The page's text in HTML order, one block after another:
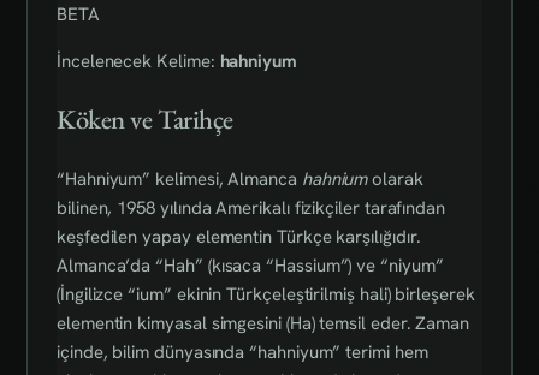
BETA
İncelenecek Kelime: hahniyum
Köken ve Tarihçe
“Hahniyum” kelimesi, Almanca hahniumolarak
bilinen, 1958 yılında Amerikalı fizikçiler tarafından
keşfedilen yapay elementin Türkçe karşılığıdır.
Almanca’da “Hah” (kısaca “Hassium”) ve “niyum”
(İngilizce “ium” ekinin Türkçeleştirilmiş hali) birleşerek
elementin kimyasal simgesini (Ha) temsil eder. Zaman
içinde, bilim dünyasında “hahniyum” terimi hem